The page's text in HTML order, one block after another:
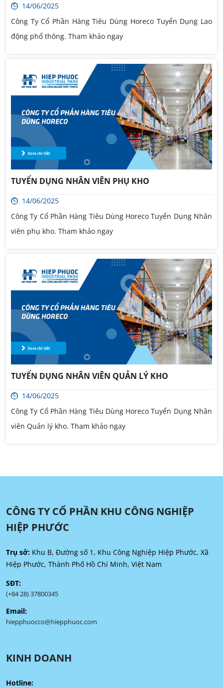
14/06/2025
Công Ty Cổ Phần Hàng Tiêu Dùng Horeco Tuyển Dụng Lao
động phổ thông. Tham khảo ngay
TUYỂN DỤNG NHÂN VIÊN PHỤ KHO
14/06/2025
Công Ty Cổ Phần Hàng Tiêu Dùng Horeco Tuyển Dụng Nhân
viên phụ kho. Tham khảo ngay
TUYỂN DỤNG NHÂN VIÊN QUẢN LÝ KHO
14/06/2025
Công Ty Cổ Phần Hàng Tiêu Dùng Horeco Tuyển Dụng Nhân
viên Quản lý kho. Tham khảo ngay
CÔNG TY CỔ PHẦN KHU CÔNG NGHIỆP
HIỆP PHƯỚC
Trụ sở: Khu B, Đường số 1, Khu Công Nghiệp Hiệp Phước, Xã
Hiệp Phước, Thành Phố Hồ Chí Minh, Việt Nam
SĐT:
(+84 28) 37800345
Email:
hiepphuocco@hiepphuoc.com
KINH DOANH
Hotline: